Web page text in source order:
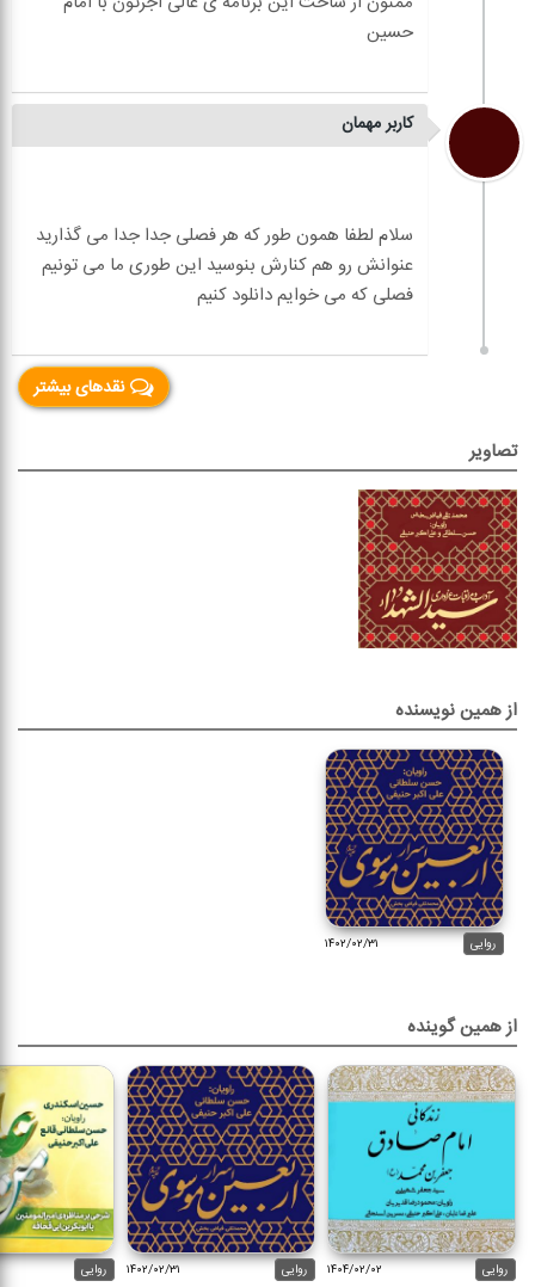
کاربر مهمان
سلام لطفا همون طور که هر فصلی جدا جدا می گذارید
عنوانش رو هم کنارش بنوسید این طوری ما می تونیم
نقدهای بیشتر
تصاویر
از همین نویسنده
روایی ۱۴۰۲/۰۲/۳۱
از همین گوینده
روایی ۱۴۰۴/۰۲/۰۲ روایی ۱۴۰۲/۰۲/۳۱ روایی